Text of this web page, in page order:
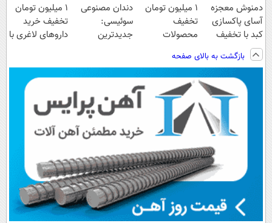
دمنوش معجزه
آسای پاکسازی
کبد با تخفیف
ویژه
۱ میلیون تومان
تخفیف
محصولات
نزدیک‌تر به
شروع کاهش
وزن
دندان مصنوعی
سوئیسی:
جدیدترین
پرداخت قسطی
1 میلیون تومان
تخفیف خرید
داروهای لاغری با
یخ!
بازگشت به بالای صفحه